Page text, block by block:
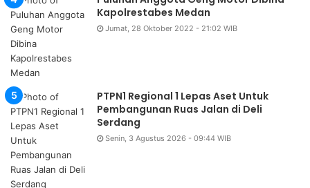
Kapolrestabes Medan
Jumat, 28 Oktober 2022 - 21:02 WIB
PTPN1 Regional 1 Lepas Aset Untuk
Pembangunan Ruas Jalan di Deli
Serdang
Senin, 3 Agustus 2026 - 09:44 WIB